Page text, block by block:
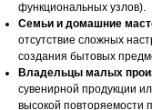
функциональных узлов).
Семьи и домашние
отсутствие сложных
создания бытовых
Владельцы малых
сувенирной продукции
высокой повторяемости